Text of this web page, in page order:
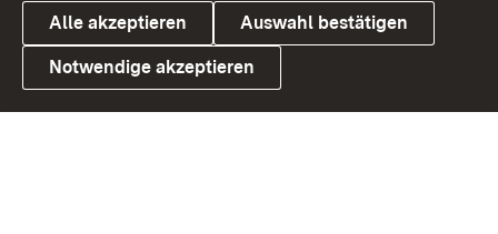
Link zum Landesportal
Alle akzeptieren Auswahl bestätigen
Notwendige akzeptieren